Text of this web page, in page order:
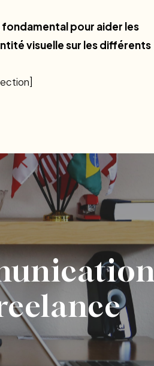
pour aider les
visuelle sur les différents